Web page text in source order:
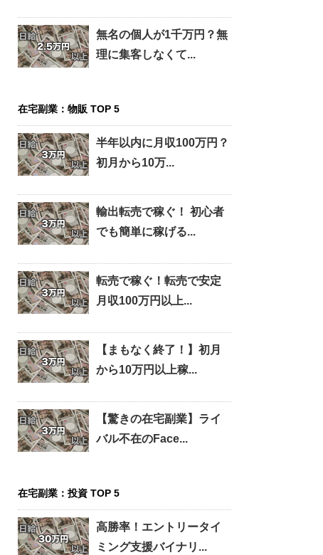
無名の個人が1千万円？無
理に集客しなくて...
在宅副業：物販 TOP 5
半年以内に月収100万円？
初月から10万...
輸出転売で稼ぐ！ 初心者
でも簡単に稼げる...
転売で稼ぐ！転売で安定
月収100万円以上...
【まもなく終了！】初月
から10万円以上稼...
【驚きの在宅副業】ライ
バル不在のFace...
在宅副業：投資 TOP 5
高勝率！エントリータイ
ミング支援バイナリ...